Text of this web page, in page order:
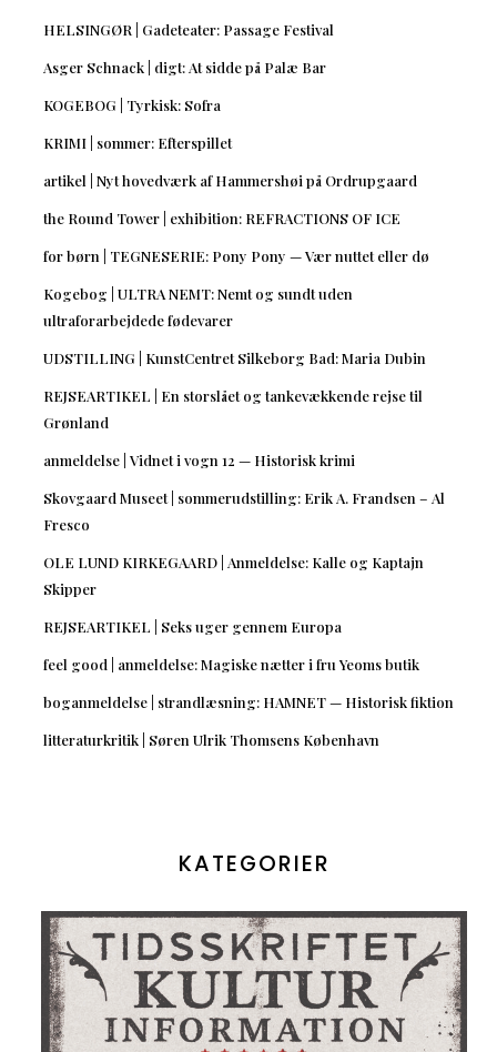
HELSINGØR | Gadeteater: Passage Festival
Asger Schnack | digt: At sidde på Palæ Bar
KOGEBOG | Tyrkisk: Sofra
KRIMI | sommer: Efterspillet
artikel | Nyt hovedværk af Hammershøi på Ordrupgaard
the Round Tower | exhibition: REFRACTIONS OF ICE
for børn | TEGNESERIE: Pony Pony — Vær nuttet eller dø
Kogebog | ULTRA NEMT: Nemt og sundt uden
ultraforarbejdede fødevarer
UDSTILLING | KunstCentret Silkeborg Bad: Maria Dubin
REJSEARTIKEL | En storslået og tankevækkende rejse til
Grønland
anmeldelse | Vidnet i vogn 12 — Historisk krimi
Skovgaard Museet | sommerudstilling: Erik A. Frandsen – Al
Fresco
OLE LUND KIRKEGAARD | Anmeldelse: Kalle og Kaptajn
Skipper
REJSEARTIKEL | Seks uger gennem Europa
feel good | anmeldelse: Magiske nætter i fru Yeoms butik
boganmeldelse | strandlæsning: HAMNET — Historisk fiktion
litteraturkritik | Søren Ulrik Thomsens København
KATEGORIER